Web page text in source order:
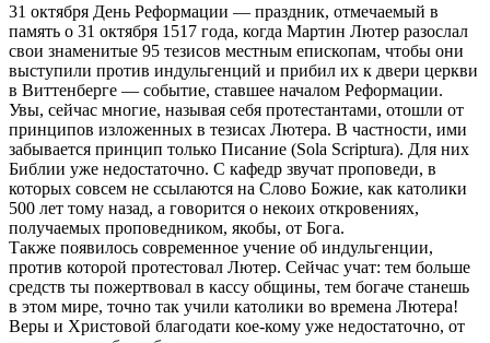
31 октября День Реформации — праздник, отмечаемый в
память о 31 октября 1517 года, когда Мартин Лютер разослал
свои знаменитые 95 тезисов местным епископам, чтобы они
выступили против индульгенций и прибил их к двери церкви
в Виттенберге — событие, ставшее началом Реформации.
Увы, сейчас многие, называя себя протестантами, отошли от
принципов изложенных в тезисах Лютера. В частности, ими
забывается принцип только Писание (Sola Scriptura). Для них
Библии уже недостаточно. С кафедр звучат проповеди, в
которых совсем не ссылаются на Слово Божие, как католики
500 лет тому назад, а говорится о некоих откровениях,
получаемых проповедником, якобы, от Бога.
Также появилось современное учение об индульгенции,
против которой протестовал Лютер. Сейчас учат: тем больше
средств ты пожертвовал в кассу общины, тем богаче станешь
в этом мире, точно так учили католики во времена Лютера!
Веры и Христовой благодати кое-кому уже недостаточно, от